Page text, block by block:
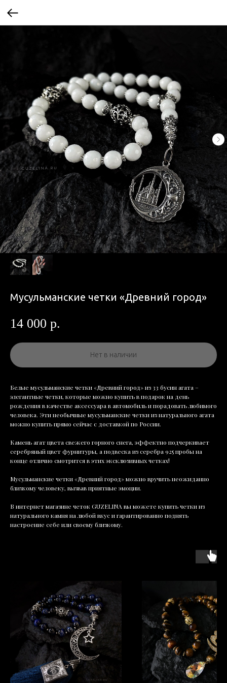
Мусульманские четки «Древний город»
14 000 р.
Нет в наличии
Белые мусульманские четки «Древний город» из 33 бусин агата –
элегантные четки, которые можно купить в подарок на день
рождения в качестве аксессуара в автомобиль и порадовать любимого
человека. Эти необычные мусульманские четки из натурального агата
можно купить прямо сейчас с доставкой по России.
Камень агат цвета свежего горного снега, эффектно подчеркивает
серебряный цвет фурнитуры, а подвеска из серебра 925 пробы на
конце отлично смотрится в этих эксклюзивных четках!
Мусульманские четки «Древний город» можно вручить неожиданно
близкому человеку, вызвав приятные эмоции.
В интернет магазине четок GUZELINA вы можете купить четки из
натурального камня на любой вкус и гарантированно поднять
настроение себе или своему близкому.